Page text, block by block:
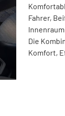
Fahrer,
Die
Komfort,